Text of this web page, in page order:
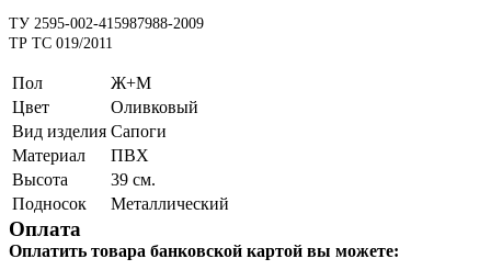
ТУ 2595-002-415987988-2009
ТР ТС 019/2011
Пол
Ж+М
Цвет
Оливковый
Вид изделия Сапоги
Материал
ПВХ
Высота
39 см.
Подносок
Металлический
Оплата
Оплатить товара банковской картой вы можете: